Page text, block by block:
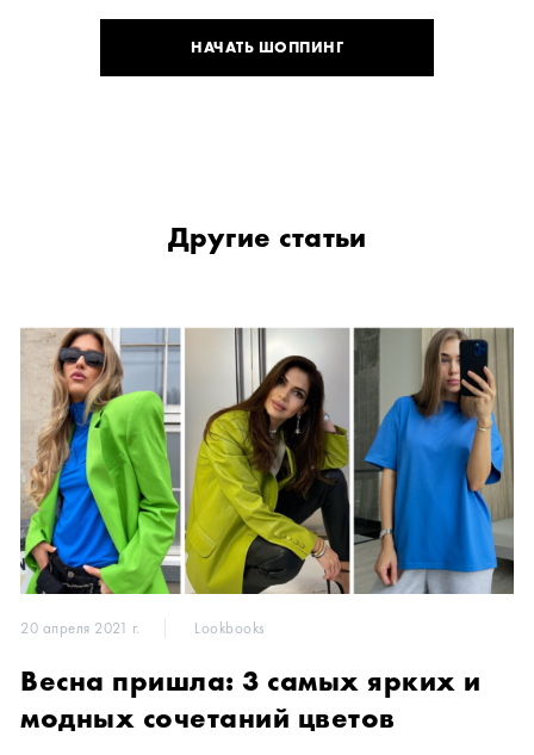
НАЧАТЬ ШОППИНГ
Другие статьи
20 апреля 2021 г. Lookbooks
Весна пришла: 3 самых ярких и
модных сочетаний цветов